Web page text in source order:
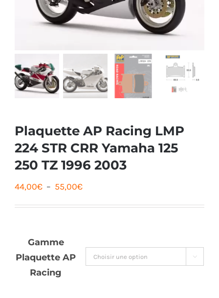
Plaquette AP Racing LMP
224 STR CRR Yamaha 125
250 TZ 1996 2003
44,00€ – 55,00€Plage
à
55,00€
Gamme
Plaquette AP
Racing
